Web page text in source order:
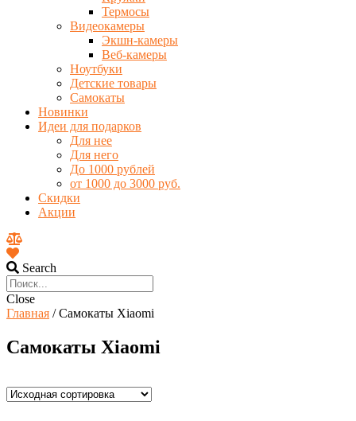
Термосы
Видеокамеры
Экшн-камеры
Веб-камеры
Ноутбуки
Детские товары
Самокаты
Новинки
Идеи для подарков
Для нее
Для него
До 1000 рублей
от 1000 до 3000 руб.
Скидки
Акции
Search
Close
Главная / Самокаты Xiaomi
Самокаты Xiaomi